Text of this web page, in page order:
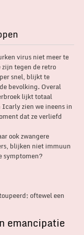
virus niet meer te
tegen de retro
snel, blijkt te
bevolking. Overal
lijkt totaal
zien we ineens in
dat ze verliefd
ook zwangere
blijken niet immuun
symptomen?
oftewel een
emancipatie